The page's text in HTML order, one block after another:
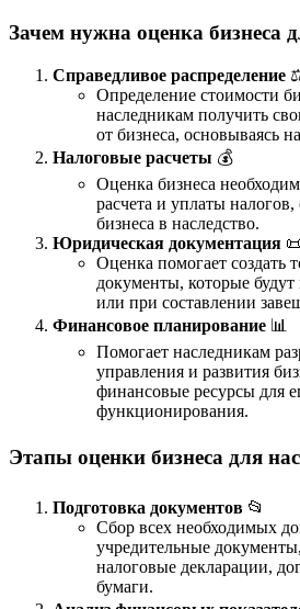
Зачем нужна оценка бизнеса
Справедливое распределение
Определение стоимости
наследникам получить
от бизнеса, основываясь
Налоговые расчеты 💰
Оценка бизнеса
расчета и уплаты
бизнеса в наследство.
Юридическая документация
Оценка помогает создать
документы, которые будут
или при составлении
Финансовое планирование 📊
Помогает наследникам
управления и развития
финансовые ресурсы для
функционирования.
Этапы оценки бизнеса для
Подготовка документов 📂
Сбор всех необходимых
учредительные
налоговые декларации,
бумаги.